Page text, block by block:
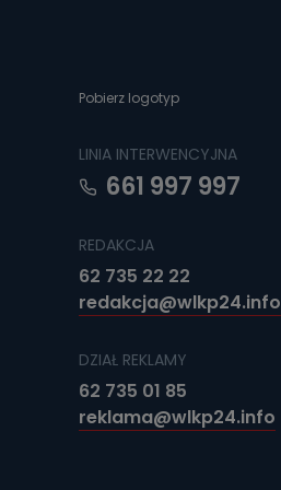
Pobierz logotyp
LINIA INTERWENCYJNA
661 997 997
REDAKCJA
62 735 22 22
redakcja@wlkp24.info
DZIAŁ REKLAMY
62 735 01 85
reklama@wlkp24.info